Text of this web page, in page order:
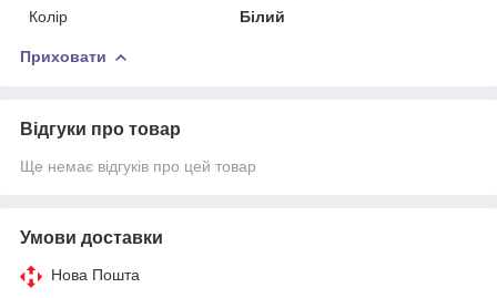
Колір
Білий
Приховати
Відгуки про товар
Ще немає відгуків про цей товар
Умови доставки
Нова Пошта